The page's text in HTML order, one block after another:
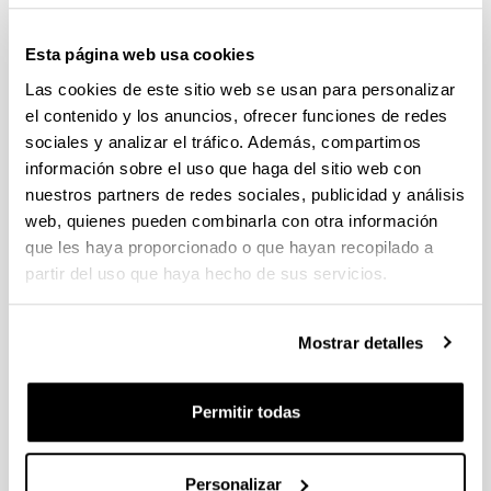
Esta página web usa cookies
Las cookies de este sitio web se usan para personalizar
el contenido y los anuncios, ofrecer funciones de redes
sociales y analizar el tráfico. Además, compartimos
información sobre el uso que haga del sitio web con
nuestros partners de redes sociales, publicidad y análisis
web, quienes pueden combinarla con otra información
que les haya proporcionado o que hayan recopilado a
partir del uso que haya hecho de sus servicios.
Mostrar detalles
Permitir todas
Personalizar
"Desarrollo de sistemas de reconocimiento y
síntesis de voz en euskera"
Applied Technologies on
- 2002
"Cancelación adaptativa de ecos acústicos
(ECOKILL)" Dominion Technologies SLU. 2009 - 2009
"Colaboración en desarrollo corporativo de
síntesis bilingüe euskera-castellano sobre Verbio
TTS" Verbio Technologies S.L.. 2008 - 2009
"Investigación en Sistema de Confort Inteligente
"Integración de un conversor de texto en habla
bilingüe castellano/euskara en una máquina
embebida Linux para leer datos enviados por el
sistema TETRA y convertirlos en voz"
Tecnologías SLU. 2006 - 2006
"WIRMA: Demostrador en redes Wireless para la